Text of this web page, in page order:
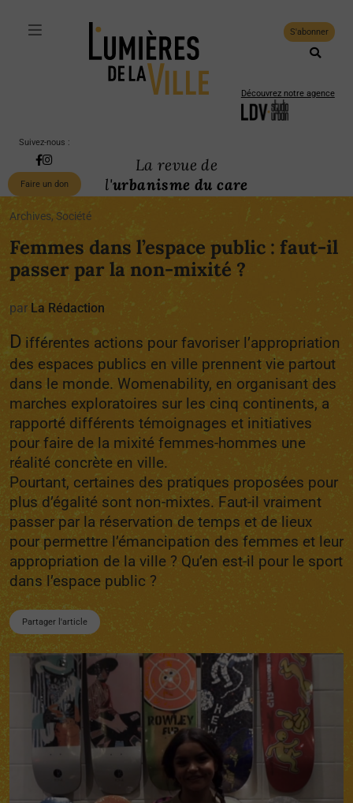
S'abonner
Découvrez notre agence
Suivez-nous :
Faire un don
La revue de
l'urbanisme du care
Archives, Société
Femmes dans l’espace public : faut-il
passer par la non-mixité ?
par La Rédaction
D ifférentes actions pour favoriser l’appropriation
des espaces publics en ville prennent vie partout
dans le monde. Womenability, en organisant des
marches exploratoires sur les cinq continents, a
rapporté différents témoignages et initiatives
pour faire de la mixité femmes-hommes une
réalité concrète en ville.
Pourtant, certaines des pratiques proposées pour
plus d’égalité sont non-mixtes. Faut-il vraiment
passer par la réservation de temps et de lieux
pour permettre l’émancipation des femmes et leur
appropriation de la ville ? Qu’en est-il pour le sport
dans l’espace public ?
Partager l'article